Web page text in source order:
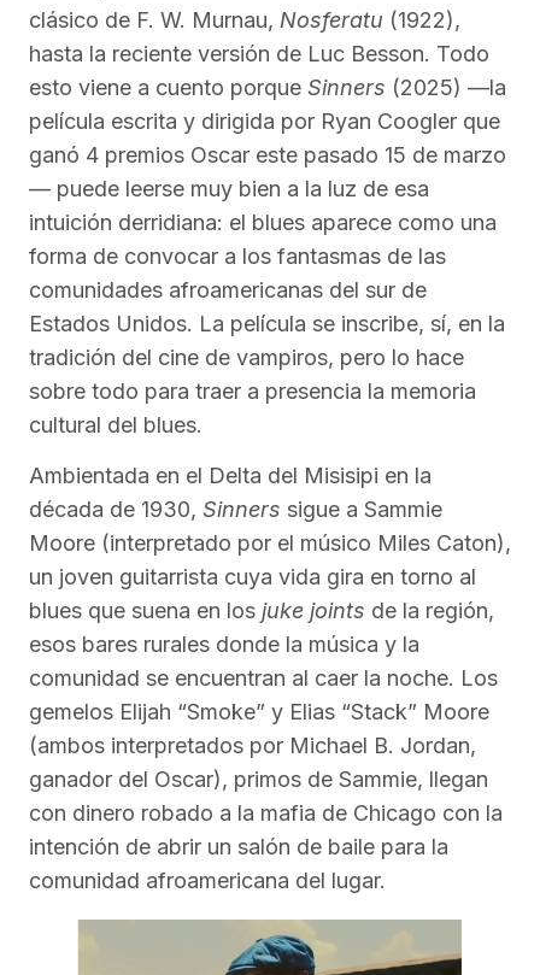
clásico de F. W. Murnau, Nosferatu (1922),
hasta la reciente versión de Luc Besson. Todo
esto viene a cuento porque Sinners (2025) —la
película escrita y dirigida por Ryan Coogler que
ganó 4 premios Oscar este pasado 15 de marzo
— puede leerse muy bien a la luz de esa
intuición derridiana: el blues aparece como una
forma de convocar a los fantasmas de las
comunidades afroamericanas del sur de
Estados Unidos. La película se inscribe, sí, en la
tradición del cine de vampiros, pero lo hace
sobre todo para traer a presencia la memoria
cultural del blues.
Ambientada en el Delta del Misisipi en la
década de 1930, Sinners sigue a Sammie
Moore (interpretado por el músico Miles Caton),
un joven guitarrista cuya vida gira en torno al
blues que suena en los juke joints de la región,
esos bares rurales donde la música y la
comunidad se encuentran al caer la noche. Los
gemelos Elijah “Smoke” y Elias “Stack” Moore
(ambos interpretados por Michael B. Jordan,
ganador del Oscar), primos de Sammie, llegan
con dinero robado a la mafia de Chicago con la
intención de abrir un salón de baile para la
comunidad afroamericana del lugar.